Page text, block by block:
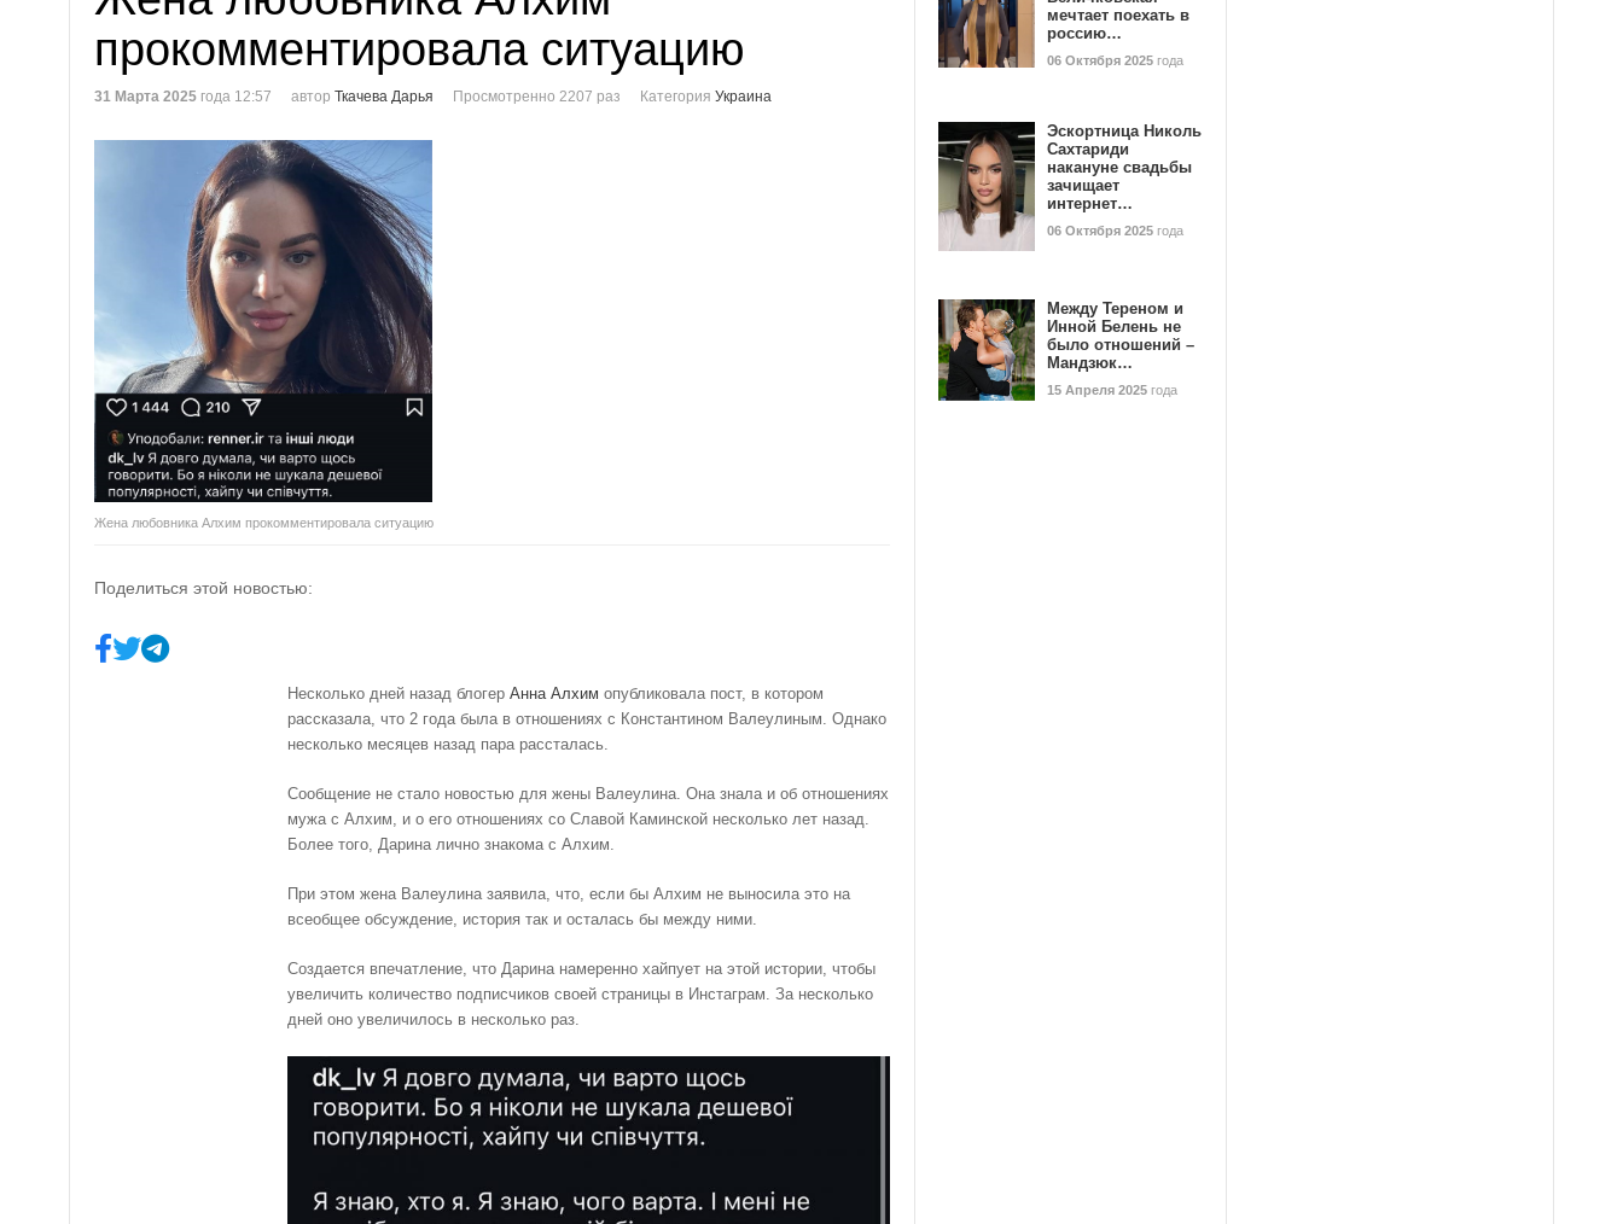
прокомментировала ситуацию
31 Марта 2025 года 12:57 автор Ткачева Дарья Просмотренно 2207 раз Категория Украина
Жена любовника Алхим прокомментировала ситуацию
Поделиться этой новостью:
Несколько дней назад блогер Анна Алхим опубликовала пост, в котором
рассказала, что 2 года была в отношениях с Константином Валеулиным. Однако
несколько месяцев назад пара рассталась.
Сообщение не стало новостью для жены Валеулина. Она знала и об отношениях
мужа с Алхим, и о его отношениях со Славой Каминской несколько лет назад.
Более того, Дарина лично знакома с Алхим.
При этом жена Валеулина заявила, что, если бы Алхим не выносила это на
всеобщее обсуждение, история так и осталась бы между ними.
Создается впечатление, что Дарина намеренно хайпует на этой истории, чтобы
увеличить количество подписчиков своей страницы в Инстаграм. За несколько
дней оно увеличилось в несколько раз.
мечтает поехать в
россию…
06 Октября 2025 года
Эскортница Николь
Сахтариди
накануне свадьбы
зачищает
интернет…
06 Октября 2025 года
Между Тереном и
Инной Белень не
было отношений –
Мандзюк…
15 Апреля 2025 года